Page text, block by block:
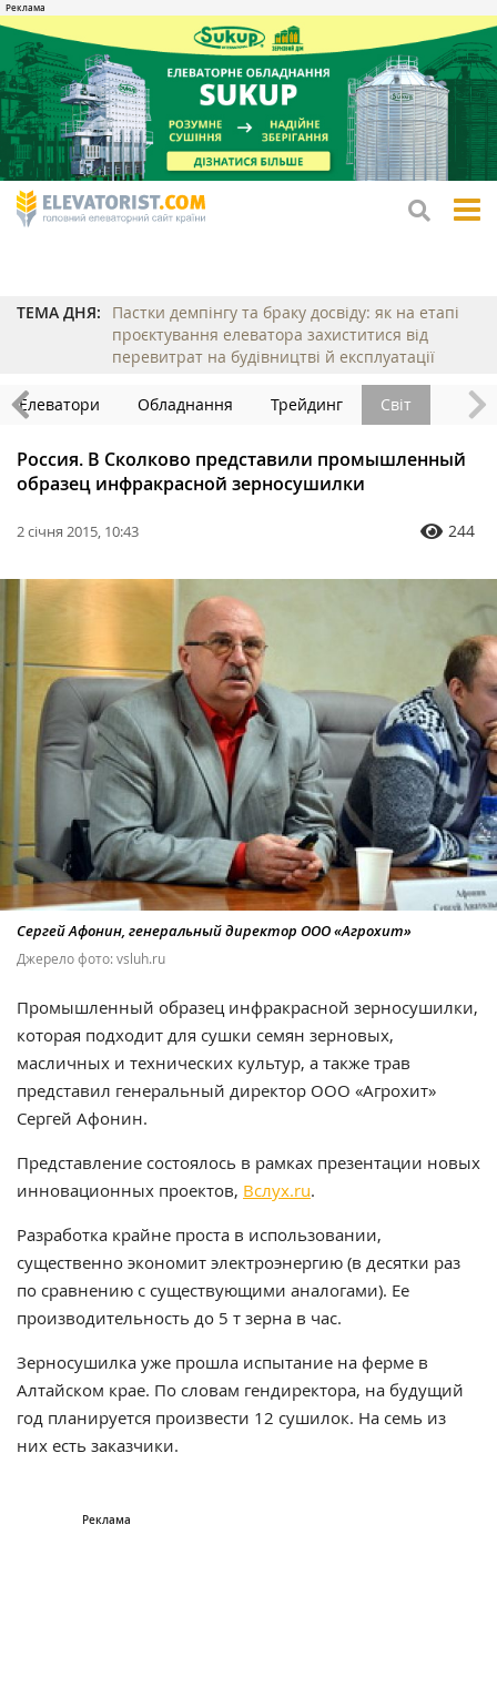
ТЕМА ДНЯ:
Пастки демпінгу та браку досвіду: як на етапі
проєктування елеватора захиститися від
перевитрат на будівництві й експлуатації
Елеватори Обладнання Трейдинг Світ
Россия. В Сколково представили промышленный
образец инфракрасной зерносушилки
2 січня 2015, 10:43 244
Сергей Афонин, генеральный директор ООО «Агрохит»
Джерело фото: vsluh.ru
Промышленный образец инфракрасной зерносушилки,
которая подходит для сушки семян зерновых,
масличных и технических культур, а также трав
представил генеральный директор ООО «Агрохит»
Сергей Афонин.
Представление состоялось в рамках презентации новых
инновационных проектов, Вслух.ru.
Разработка крайне проста в использовании,
существенно экономит электроэнергию (в десятки раз
по сравнению с существующими аналогами). Ее
производительность до 5 т зерна в час.
Зерносушилка уже прошла испытание на ферме в
Алтайском крае. По словам гендиректора, на будущий
год планируется произвести 12 сушилок. На семь из
них есть заказчики.